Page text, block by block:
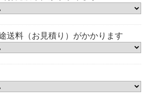
送料（お見積り）がかかります